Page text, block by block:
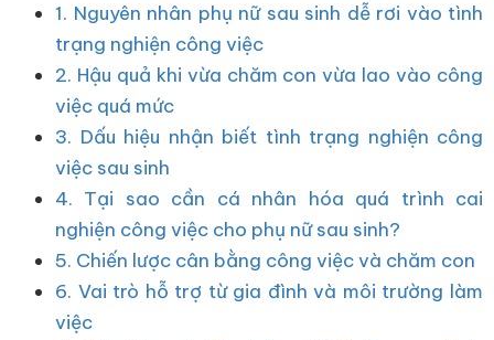
1. Nguyên nhân phụ nữ sau sinh dễ rơi vào tình
trạng nghiện công việc
2. Hậu quả khi vừa chăm con vừa lao vào công
việc quá mức
3. Dấu hiệu nhận biết tình trạng nghiện công
việc sau sinh
4. Tại sao cần cá nhân hóa quá trình cai
nghiện công việc cho phụ nữ sau sinh?
5. Chiến lược cân bằng công việc và chăm con
6. Vai trò hỗ trợ từ gia đình và môi trường làm
việc